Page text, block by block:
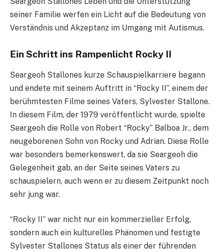
seiner Familie werfen ein Licht auf die Bedeutung von
Verständnis und Akzeptanz im Umgang mit Autismus.
Ein Schritt ins Rampenlicht Rocky II
Seargeoh Stallones kurze Schauspielkarriere begann
und endete mit seinem Auftritt in “Rocky II”, einem der
berühmtesten Filme seines Vaters, Sylvester Stallone.
In diesem Film, der 1979 veröffentlicht wurde, spielte
Seargeoh die Rolle von Robert “Rocky” Balboa Jr., dem
neugeborenen Sohn von Rocky und Adrian. Diese Rolle
war besonders bemerkenswert, da sie Seargeoh die
Gelegenheit gab, an der Seite seines Vaters zu
schauspielern, auch wenn er zu diesem Zeitpunkt noch
sehr jung war.
“Rocky II” war nicht nur ein kommerzieller Erfolg,
sondern auch ein kulturelles Phänomen und festigte
Sylvester Stallones Status als einer der führenden